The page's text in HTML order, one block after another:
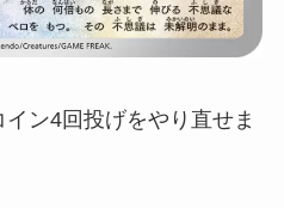
ン4回投げをやり直せま